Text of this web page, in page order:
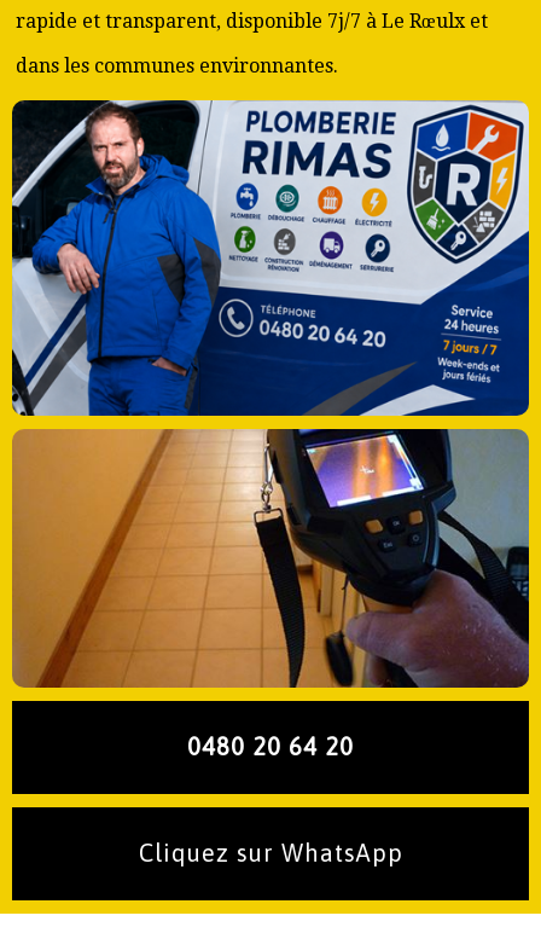
rapide et transparent, disponible 7j/7 à Le Rœulx et
dans les communes environnantes.
0480 20 64 20
Cliquez sur WhatsApp